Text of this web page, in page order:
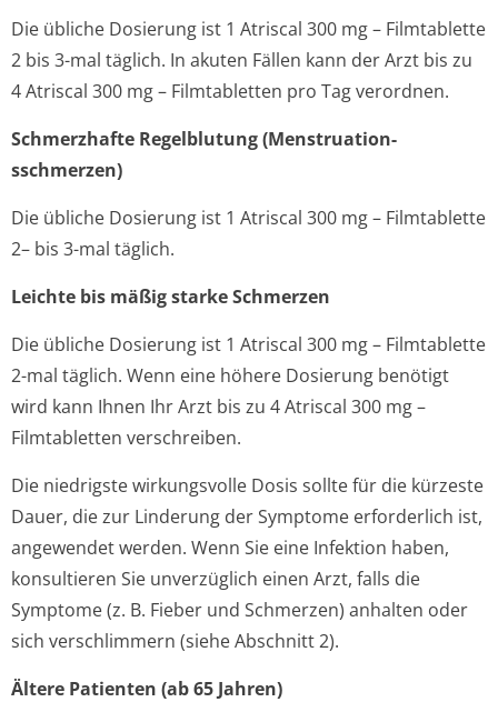
Die übliche Dosierung ist 1 Atriscal 300 mg – Filmtablette
2 bis 3-mal täglich. In akuten Fällen kann der Arzt bis zu
4 Atriscal 300 mg – Filmtabletten pro Tag verordnen.
Schmerzhafte Regelblutung (Menstruation­
sschmerzen)
Die übliche Dosierung ist 1 Atriscal 300 mg – Filmtablette
2– bis 3-mal täglich.
Leichte bis mäßig starke Schmerzen
Die übliche Dosierung ist 1 Atriscal 300 mg – Filmtablette
2-mal täglich. Wenn eine höhere Dosierung benötigt
wird kann Ihnen Ihr Arzt bis zu 4 Atriscal 300 mg –
Filmtabletten verschreiben.
Die niedrigste wirkungsvolle Dosis sollte für die kürzeste
Dauer, die zur Linderung der Symptome erforderlich ist,
angewendet werden. Wenn Sie eine Infektion haben,
konsultieren Sie unverzüglich einen Arzt, falls die
Symptome (z. B. Fieber und Schmerzen) anhalten oder
sich verschlimmern (siehe Abschnitt 2).
Ältere Patienten (ab 65 Jahren)